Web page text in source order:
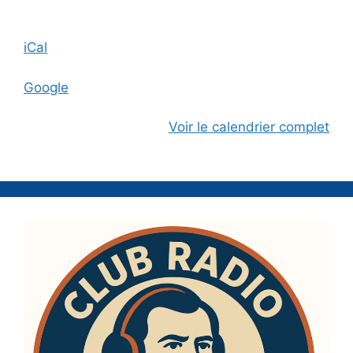
iCal
Google
Voir le calendrier complet